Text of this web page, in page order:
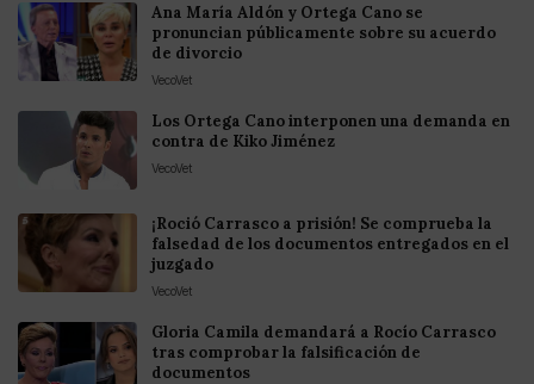
Ana María Aldón y Ortega Cano se
pronuncian públicamente sobre su acuerdo
de divorcio
VecoVet
Los Ortega Cano interponen una demanda en
contra de Kiko Jiménez
VecoVet
¡Roció Carrasco a prisión! Se comprueba la
falsedad de los documentos entregados en el
juzgado
VecoVet
Gloria Camila demandará a Rocío Carrasco
tras comprobar la falsificación de
documentos